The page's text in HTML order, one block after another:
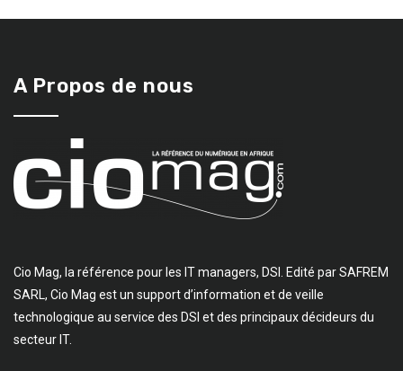
A Propos de nous
Cio Mag, la référence pour les IT managers, DSI. Edité par SAFREM
SARL, Cio Mag est un support d’information et de veille
technologique au service des DSI et des principaux décideurs du
secteur IT.